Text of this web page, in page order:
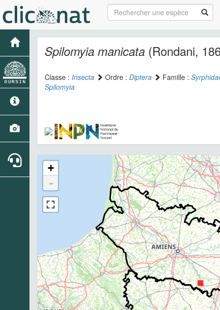
Spilomyia manicata (Rondani,
Classe : Insecta Ordre : Diptera Famille :
Spilomyia
+
-